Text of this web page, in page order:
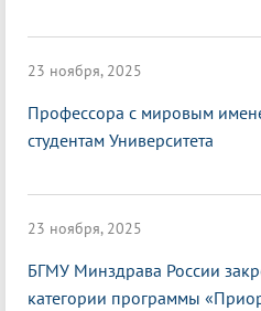
23 ноября, 2025
Профессора с мировым
студентам Университета
23 ноября, 2025
БГМУ Минздрава России
категории программы